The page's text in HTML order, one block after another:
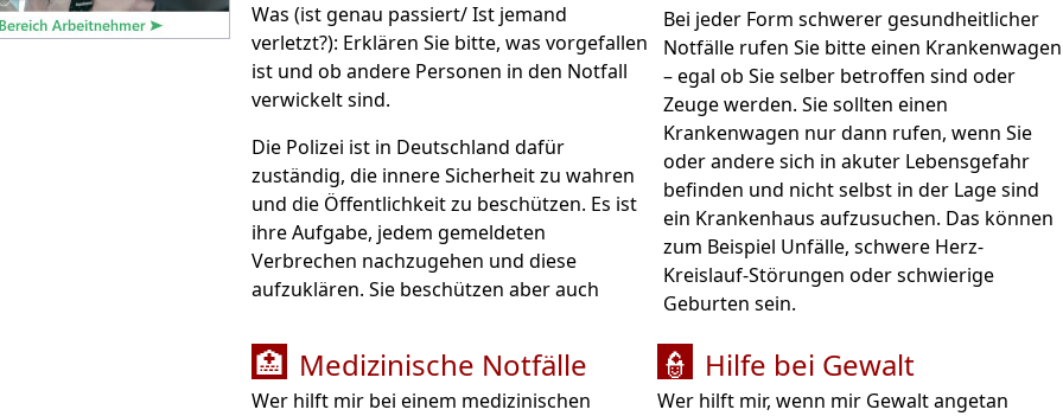
Was (ist genau passiert/ Ist jemand
verletzt?): Erklären Sie bitte, was vorgefallen
ist und ob andere Personen in den Notfall
verwickelt sind.
Die Polizei ist in Deutschland dafür
zuständig, die innere Sicherheit zu wahren
und die Öffentlichkeit zu beschützen. Es ist
ihre Aufgabe, jedem gemeldeten
Verbrechen nachzugehen und diese
aufzuklären. Sie beschützen aber auch
Bei jeder Form schwerer gesundheitlicher
Notfälle rufen Sie bitte einen Krankenwagen
– egal ob Sie selber betroffen sind oder
Zeuge werden. Sie sollten einen
Krankenwagen nur dann rufen, wenn Sie
oder andere sich in akuter Lebensgefahr
befinden und nicht selbst in der Lage sind
ein Krankenhaus aufzusuchen. Das können
zum Beispiel Unfälle, schwere Herz-
Kreislauf-Störungen oder schwierige
Geburten sein.
🏥 Medizinische Notfälle
Wer hilft mir bei einem medizinischen
👮 Hilfe bei Gewalt
Wer hilft mir, wenn mir Gewalt angetan